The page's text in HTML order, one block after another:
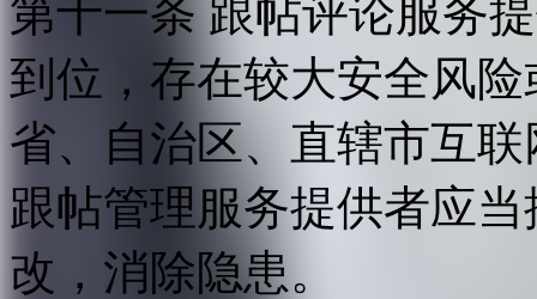
第十一条 跟帖评论服务
到位，存在较大安全风
省、自治区、直辖市互
跟帖管理服务提供者应
改，消除隐患。